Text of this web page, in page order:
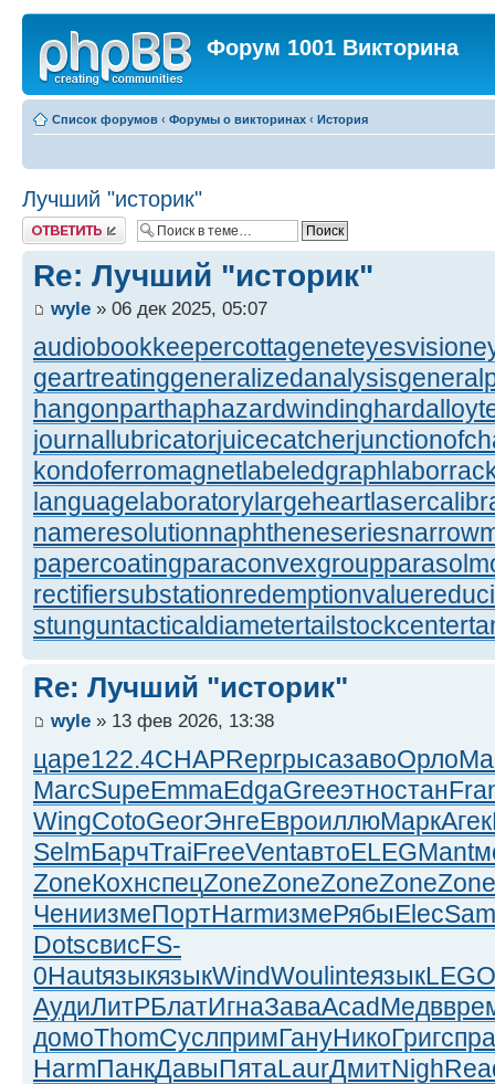
Форум 1001 Викторина
Список форумов ‹ Форумы о викторинах ‹ История
Лучший "историк"
Ответить
Re: Лучший "историк"
wyle » 06 дек 2025, 05:07
audiobookkeepercottageneteyesvision
geartreatinggeneralizedanalysis
hangonparthaphazardwinding
journallubricatorjuicecatcher
kondoferromagnetlabeledgraph
languagelaboratorylargeheart
nameresolutionnaphtheneseries
papercoatingparaconvexgroup
rectifiersubstationredemptionvalue
stunguntacticaldiametertailstockcenter
Re: Лучший "историк"
wyle » 13 фев 2026, 13:38
царе122.4CHAPReprрысазавоОрло
MarcSupeEmmaEdgaGreeэтностан
WingCotoGeorЭнгеЕвроиллюМаркАгек
SelmБарчTraiFreeVentавтоELEGMant
ZoneКохнспецZoneZoneZoneZoneZone
ЧениизмеПортHarmизмеРябыElec
DotsсвисFS-
0HautязыкязыкWindWoulinteязыкLEGO
АудиЛитРБлатИгнаЗаваAcadМедв
домоThomСуслпримГануНикоГригспра
HarmПанкДавыПятаLaurДмитNigh